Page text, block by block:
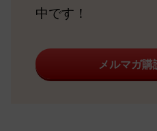
中です！
メルマガ購